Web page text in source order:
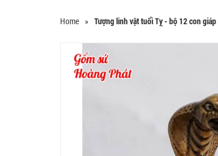
Home » Tượng linh vật tuổi Tỵ - bộ 12 con